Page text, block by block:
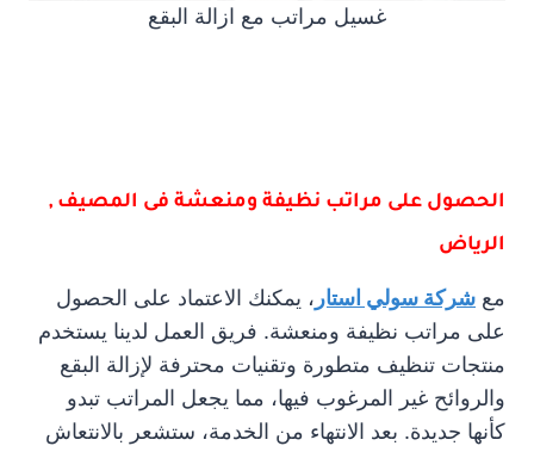
غسيل مراتب مع ازالة البقع
الحصول على مراتب نظيفة ومنعشة فى المصيف ,
الرياض
مع شركة سولي استار ، يمكنك الاعتماد على الحصول
على مراتب نظيفة ومنعشة. فريق العمل لدينا يستخدم
منتجات تنظيف متطورة وتقنيات محترفة لإزالة البقع
والروائح غير المرغوب فيها، مما يجعل المراتب تبدو
كأنها جديدة. بعد الانتهاء من الخدمة، ستشعر بالانتعاش